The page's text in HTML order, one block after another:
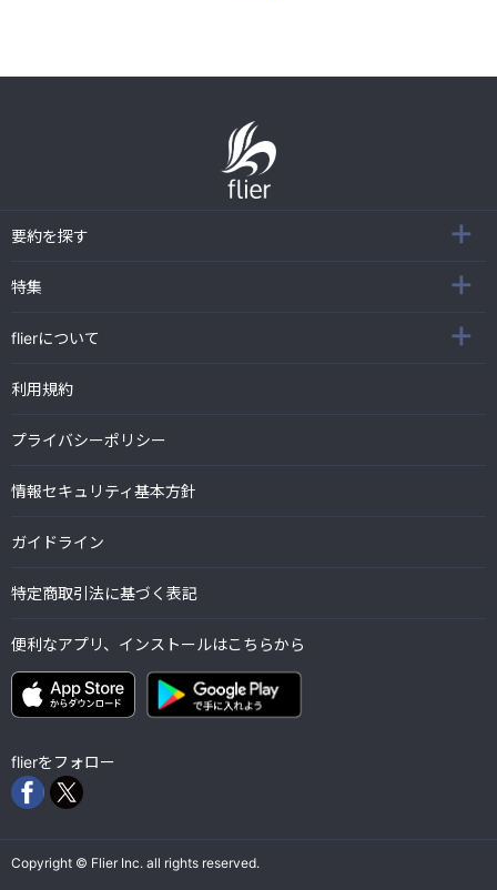
要約を探す
特集
flierについて
利用規約
プライバシーポリシー
情報セキュリティ基本方針
ガイドライン
特定商取引法に基づく表記
便利なアプリ、インストールはこちらから
flierをフォロー
Copyright © Flier Inc. all rights reserved.